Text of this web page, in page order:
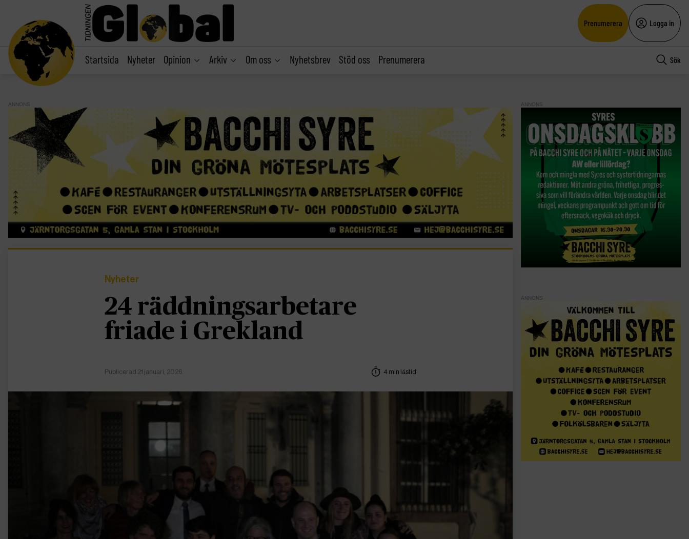
Prenumerera Logga in
Startsida Nyheter Opinion Arkiv Om oss Nyhetsbrev Stöd oss Prenumerera Sök
ANNONS
Nyheter
24 räddningsarbetare
friade i Grekland
Publicerad 21 januari, 2026 4 min lästid
ANNONS
ANNONS